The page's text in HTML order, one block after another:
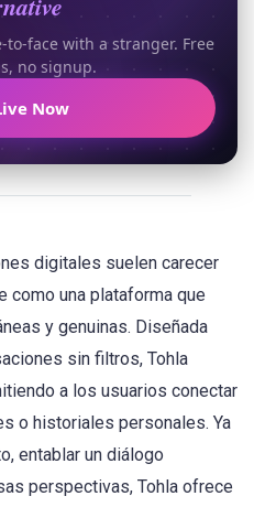
face with a stranger. Free
no signup.
Now
digitales suelen carecer
como una plataforma que
y genuinas. Diseñada
sin filtros, Tohla
a los usuarios conectar
o historiales personales. Ya
entablar un diálogo
perspectivas, Tohla ofrece